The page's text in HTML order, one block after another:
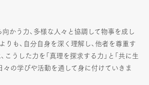
かう力、多様な人々と協調して物事を成し
りも、自分自身を深く理解し、他者を尊重す
こうした力を「真理を探求する力」と「共に生
々の学びや活動を通して身に付けていきま